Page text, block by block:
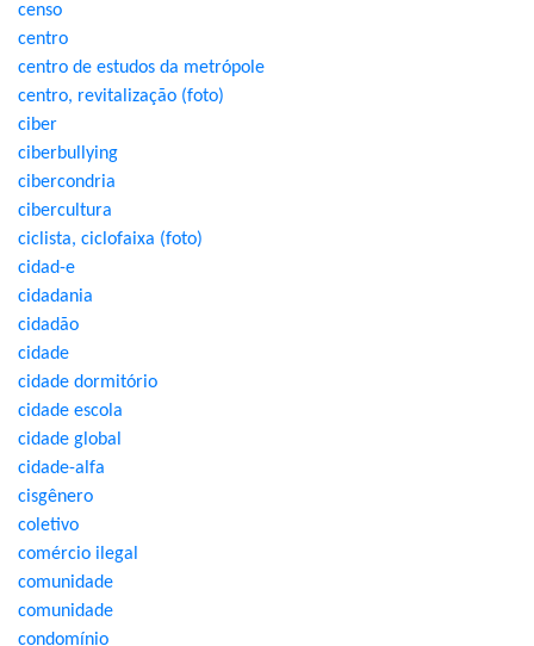
censo
centro
centro de estudos da metrópole
centro, revitalização (foto)
ciber
ciberbullying
cibercondria
cibercultura
ciclista, ciclofaixa (foto)
cidad-e
cidadania
cidadão
cidade
cidade dormitório
cidade escola
cidade global
cidade-alfa
cisgênero
coletivo
comércio ilegal
comunidade
comunidade
condomínio